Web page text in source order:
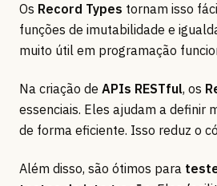
Os Record Types tornam isso
funções de imutabilidade e
muito útil em programação
Na criação de APIs RESTful, os
essenciais. Eles ajudam a definir
de forma eficiente. Isso reduz o
Além disso, são ótimos para